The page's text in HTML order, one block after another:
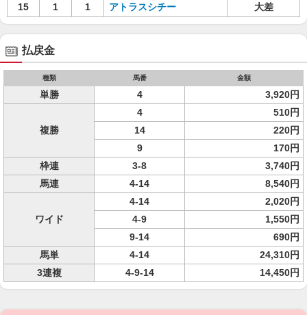
15
1 1 アトラスシチー 大差
払戻金
種類 馬番 金額
単勝 4 3,920円
複勝
4
510円
14
220円
9
170円
枠連
3-8
3,740円
馬連
4-14 8,540円
ワイド
4-14
2,020円
4-9
1,550円
9-14
690円
馬単
4-14
24,310円
3連複
4-9-14 14,450円